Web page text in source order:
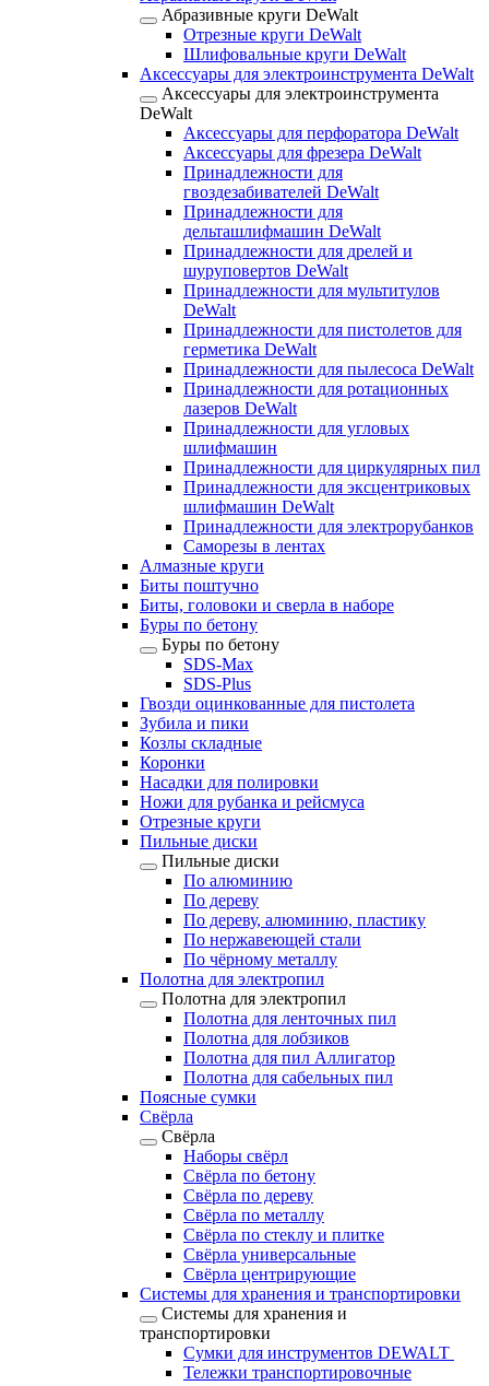
Абразивные круги DeWalt
Отрезные круги DeWalt
Шлифовальные круги DeWalt
Аксессуары для электроинструмента DeWalt
Аксессуары для электроинструмента
DeWalt
Аксессуары для перфоратора DeWalt
Аксессуары для фрезера DeWalt
Принадлежности для
гвоздезабивателей DeWalt
Принадлежности для
дельташлифмашин DeWalt
Принадлежности для дрелей и
шуруповертов DeWalt
Принадлежности для мультитулов
DeWalt
Принадлежности для пистолетов для
герметика DeWalt
Принадлежности для пылесоса DeWalt
Принадлежности для ротационных
лазеров DeWalt
Принадлежности для угловых
шлифмашин
Принадлежности для циркулярных пил
Принадлежности для эксцентриковых
шлифмашин DeWalt
Принадлежности для электрорубанков
Саморезы в лентах
Алмазные круги
Биты поштучно
Биты, головоки и сверла в наборе
Буры по бетону
Буры по бетону
SDS-Max
SDS-Plus
Гвозди оцинкованные для пистолета
Зубила и пики
Козлы складные
Коронки
Насадки для полировки
Ножи для рубанка и рейсмуса
Отрезные круги
Пильные диски
Пильные диски
По алюминию
По дереву
По дереву, алюминию, пластику
По нержавеющей стали
По чёрному металлу
Полотна для электропил
Полотна для электропил
Полотна для ленточных пил
Полотна для лобзиков
Полотна для пил Аллигатор
Полотна для сабельных пил
Поясные сумки
Свёрла
Свёрла
Наборы свёрл
Свёрла по бетону
Свёрла по дереву
Свёрла по металлу
Свёрла по стеклу и плитке
Свёрла универсальные
Свёрла центрирующие
Системы для хранения и транспортировки
Системы для хранения и
транспортировки
Сумки для инструментов DEWALT
Тележки транспортировочные